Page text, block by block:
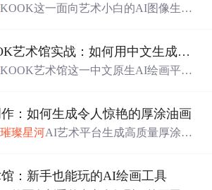
并结合场景氛围、材质纹理、构图视
KOOK这一面向艺术小白的AI图像生成
持（油画/数字艺术/水墨）及零基础实
置、界面解析、高质量描述词撰写技
艺术馆实战：如何用中文生成超现实画作
KOOK艺术馆这一中文原生AI绘画平台
用词汇体系、常见问题调试策略及社
念设计等实际应用，并介绍系列化、混
：如何生成令人惊艳的厚涂油画
璀璨星河AI艺术平台生成高质量厚涂油
参数优化（CFG值、分辨率、BF16精
：新手也能玩的AI绘画工具